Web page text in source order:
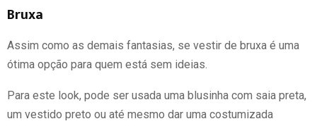
Bruxa
Assim como as demais fantasias, se vestir de bruxa é uma
ótima opção para quem está sem ideias.
Para este look, pode ser usada uma blusinha com saia preta,
um vestido preto ou até mesmo dar uma costumizada